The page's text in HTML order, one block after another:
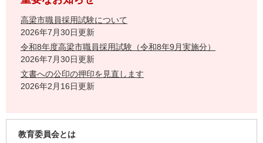
高梁市職員採用試験について
2026年7月30日更新
令和8年度高梁市職員採用試験（令和8年9月実施分）
2026年7月30日更新
文書への公印の押印を見直します
2026年2月16日更新
教育委員会とは